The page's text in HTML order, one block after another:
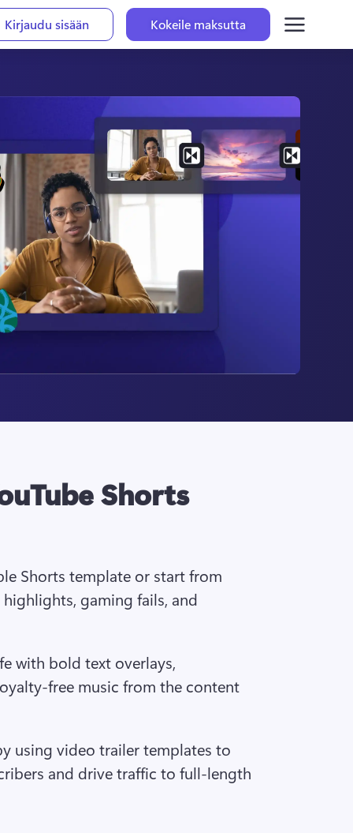
Kirjaudu sisään Kokeile maksutta
Shorts
Shorts template or start from
gaming fails, and
with bold text overlays,
free music from the content
using video trailer templates to
and drive traffic to full-length